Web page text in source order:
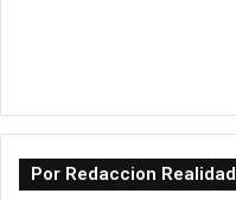
Por Redaccion Realidad